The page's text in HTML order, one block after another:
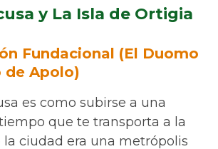
y La Isla de Ortigia
Fundacional (El Duomo
de Apolo)
es como subirse a una
que te transporta a la
la ciudad era una metrópolis